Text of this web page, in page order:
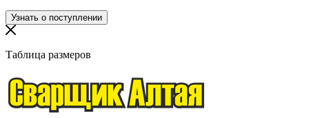
Таблица размеров